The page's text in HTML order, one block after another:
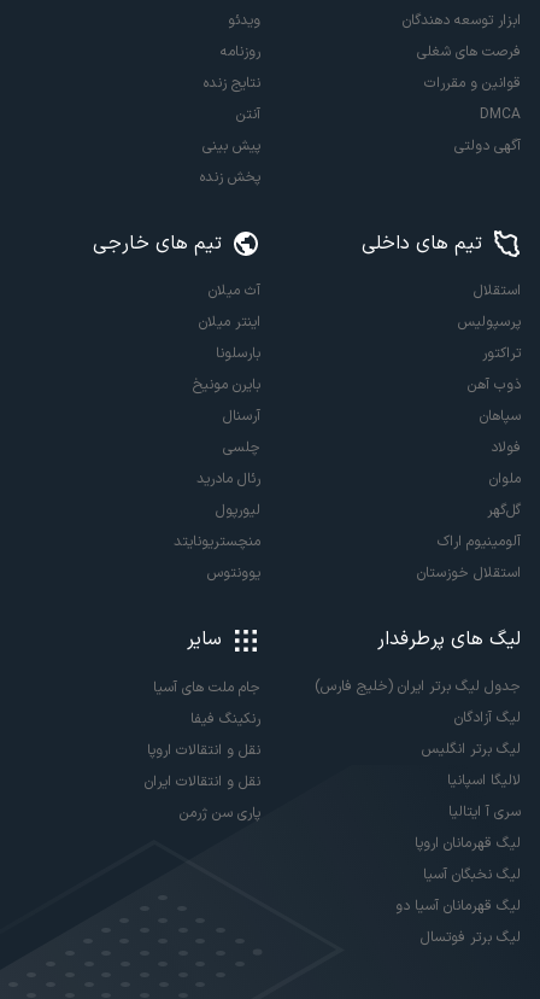
ابزار توسعه دهندگان
فرصت های شغلی
قوانین و مقررات
DMCA
آگهی دولتی
ویدئو
روزنامه
نتایج زنده
آنتن
پیش بینی
پخش زنده
تیم های داخلی
استقلال
پرسپولیس
تراکتور
ذوب آهن
سپاهان
فولاد
ملوان
گل‌گهر
آلومینیوم اراک
استقلال خوزستان
تیم های خارجی
آث میلان
اینتر میلان
بارسلونا
بایرن مونیخ
آرسنال
چلسی
رئال مادرید
لیورپول
منچستریونایتد
یوونتوس
لیگ های پرطرفدار
جدول لیگ برتر ایران (خلیج فارس)
لیگ آزادگان
لیگ برتر انگلیس
لالیگا اسپانیا
سری آ ایتالیا
لیگ قهرمانان اروپا
لیگ نخبگان آسیا
لیگ قهرمانان آسیا دو
لیگ برتر فوتسال
سایر
جام ملت های آسیا
رنکینگ فیفا
نقل و انتقالات اروپا
نقل و انتقالات ایران
پاری سن ژرمن